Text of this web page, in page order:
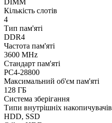
DIMM
Кількість слотів
4
Тип пам'яті
DDR4
Частота пам'яті
3600 MHz
Стандарт пам'яті
PC4-28800
Максимальний об'єм пам'яті
128 ГБ
Система зберігання
Типи внутрішніх накопичувачів
HDD, SSD